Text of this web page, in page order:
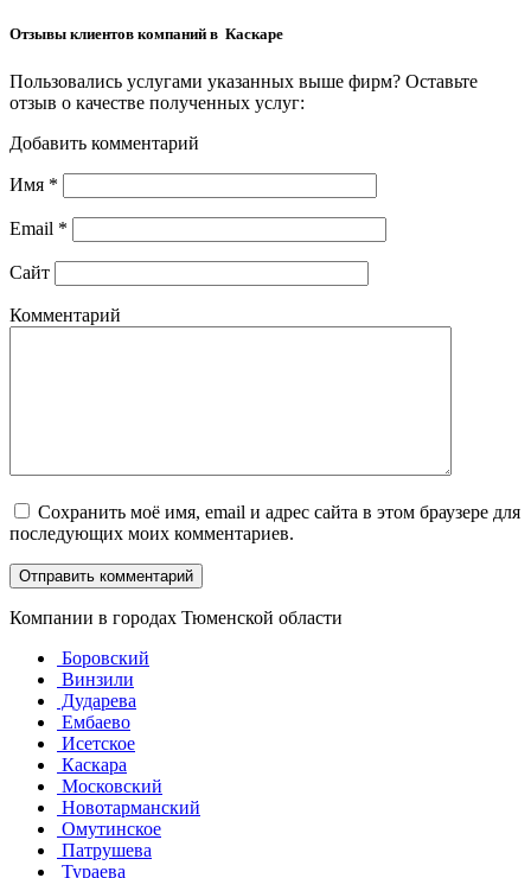
Отзывы клиентов компаний в Каскаре
Пользовались услугами указанных выше фирм? Оставьте
отзыв о качестве полученных услуг:
Добавить комментарий
Имя *
Email *
Сайт
Комментарий
Сохранить моё имя, email и адрес сайта в этом браузере для
последующих моих комментариев.
Компании в городах Тюменской области
Боровский
Винзили
Дударева
Ембаево
Исетское
Каскара
Московский
Новотарманский
Омутинское
Патрушева
Тураева